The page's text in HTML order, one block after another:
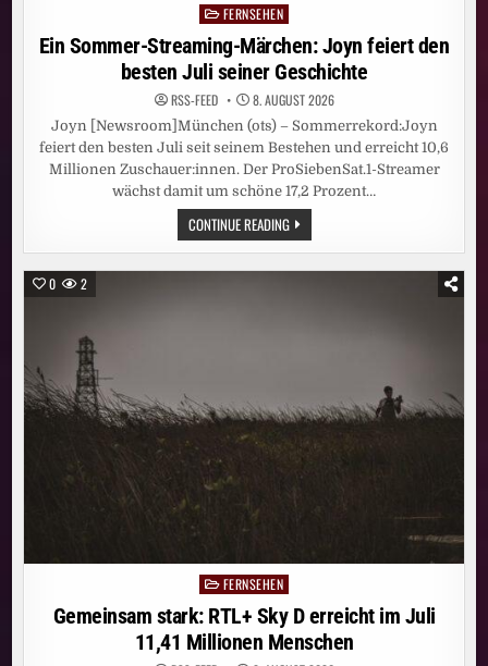
Posted
in
FERNSEHEN
Ein Sommer-Streaming-Märchen: Joyn feiert den
besten Juli seiner Geschichte
RSS-FEED 8. AUGUST 2026
Joyn [Newsroom]München (ots) – Sommerrekord:Joyn
feiert den besten Juli seit seinem Bestehen und erreicht 10,6
Millionen Zuschauer:innen. Der ProSiebenSat.1-Streamer
wächst damit um schöne 17,2 Prozent…
CONTINUE READINGEIN
SOMMER-
STREAMING-
MÄRCHEN:
0 2
Posted
in
FERNSEHEN
Gemeinsam stark: RTL+ Sky D erreicht im Juli
11,41 Millionen Menschen